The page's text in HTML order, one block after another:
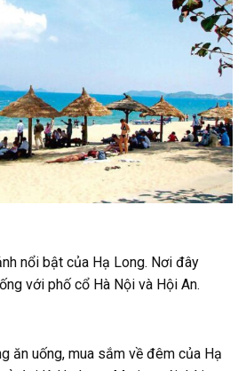
nổi bật của Hạ Long. Nơi đây
với phố cổ Hà Nội và Hội An.
ăn uống, mua sắm về đêm của Hạ